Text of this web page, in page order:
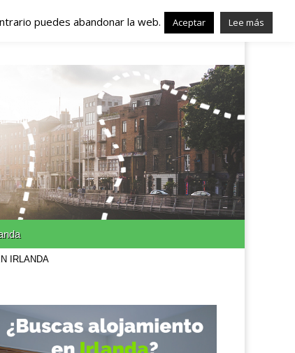
– Trabajo en
IRLANDA
puedes abandonar la web. Aceptar Lee más